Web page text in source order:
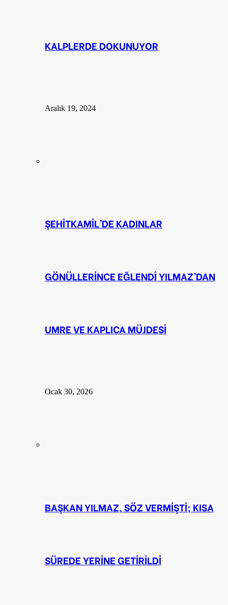
KALPLERDE DOKUNUYOR
Aralık 19, 2024
ŞEHİTKAMİL’DE KADINLAR
GÖNÜLLERİNCE EĞLENDİ YILMAZ’DAN
UMRE VE KAPLICA MÜJDESİ
Ocak 30, 2026
BAŞKAN YILMAZ, SÖZ VERMİŞTİ; KISA
SÜREDE YERİNE GETİRİLDİ